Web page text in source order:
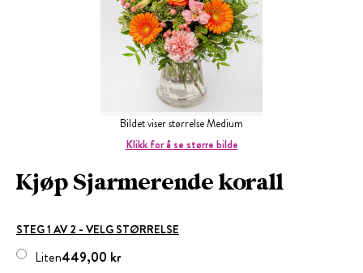
Bildet viser størrelse Medium
Klikk for å se større bilde
Kjøp Sjarmerende korall
STEG 1 AV 2 - VELG STØRRELSE
449,00 kr
Liten